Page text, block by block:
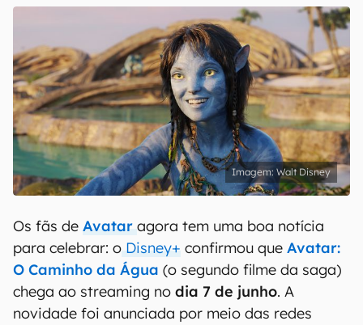
Walt Disney
Os fãs de Avatar agora tem uma boa notícia
para celebrar: o Disney+ confirmou que Avatar:
O Caminho da Água (o segundo filme da saga)
chega ao streaming no dia 7 de junho. A
novidade foi anunciada por meio das redes